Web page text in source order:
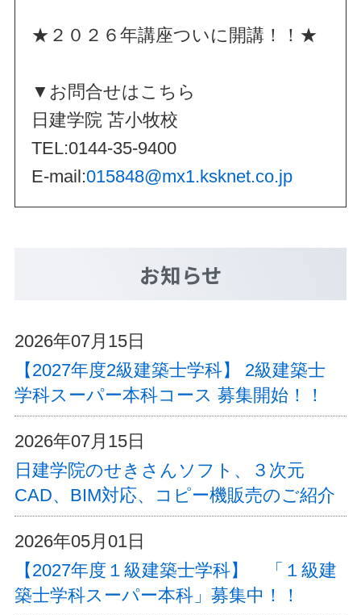
★２０２６年講座ついに開講！！★
▼お問合せはこちら
日建学院 苫小牧校
TEL:0144-35-9400
E-mail:015848@mx1.ksknet.co.jp
お知らせ
2026年07月15日
【2027年度2級建築士学科】 2級建築士
学科スーパー本科コース 募集開始！！
2026年07月15日
日建学院のせきさんソフト、３次元
CAD、BIM対応、コピー機販売のご紹介
2026年05月01日
【2027年度１級建築士学科】 「１級建
築士学科スーパー本科」募集中！！